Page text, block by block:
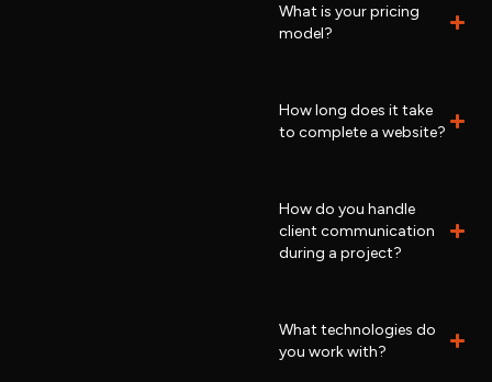
What is your pricing
model?
How long does it take
to complete a website?
How do you handle
client communication
during a project?
What technologies do
you work with?